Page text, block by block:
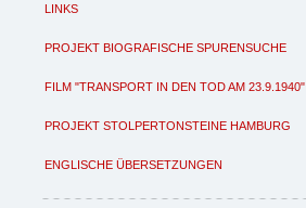
LINKS
PROJEKT BIOGRAFISCHE SPURENSUCHE
FILM "TRANSPORT IN DEN TOD AM 23.9.1940"
PROJEKT STOLPERTONSTEINE HAMBURG
ENGLISCHE ÜBERSETZUNGEN